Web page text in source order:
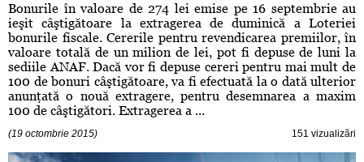
Bonurile în valoare de 274 lei emise pe 16 septembrie au
ieşit câştigătoare la extragerea de duminică a Loteriei
bonurile fiscale. Cererile pentru revendicarea premiilor, în
valoare totală de un milion de lei, pot fi depuse de luni la
sediile ANAF. Dacă vor fi depuse cereri pentru mai mult de
100 de bonuri câştigătoare, va fi efectuată la o dată ulterior
anunţată o nouă extragere, pentru desemnarea a maxim
100 de câştigători. Extragerea a ...
(19 octombrie 2015) 151 vizualizări